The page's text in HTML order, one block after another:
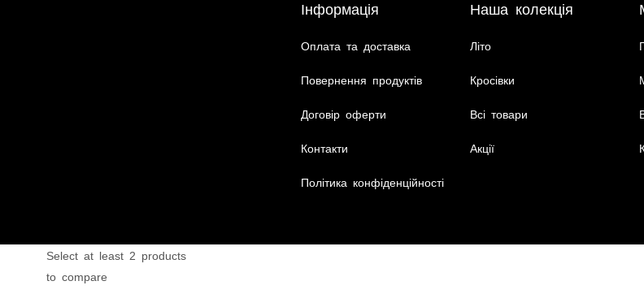
Інформація
Оплата та доставка
Повернення продуктів
Договір оферти
Контакти
Політика конфіденційності
Наша колекція
Літо
Кросівки
Всі товари
Акції
Select at least 2 products
to compare